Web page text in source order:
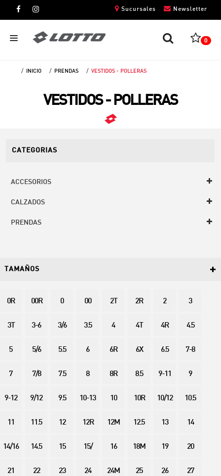
Newsletter
Sucursales
0
INICIO PRENDAS VESTIDOS - POLLERAS
VESTIDOS - POLLERAS
CATEGORIAS
ACCESORIOS
CALZADOS
PRENDAS
TAMAÑOS
0R 00R 0 00 2T 2R 2 3
3T 3-6 3/6 3.5 4 4T 4R 4.5
5 5/6 5.5 6 6R 6X 6.5 7-8
7 7/8 7.5 8 8R 8.5 9-11 9
9-12 9/12 9.5 10-13 10 10R 10/12 10.5
11 11.5 12 12R 12M 12.5 13 14
14/16 14.5 15 15/ 16 18M 19 20
21 22 23 24 24M 25 26 27